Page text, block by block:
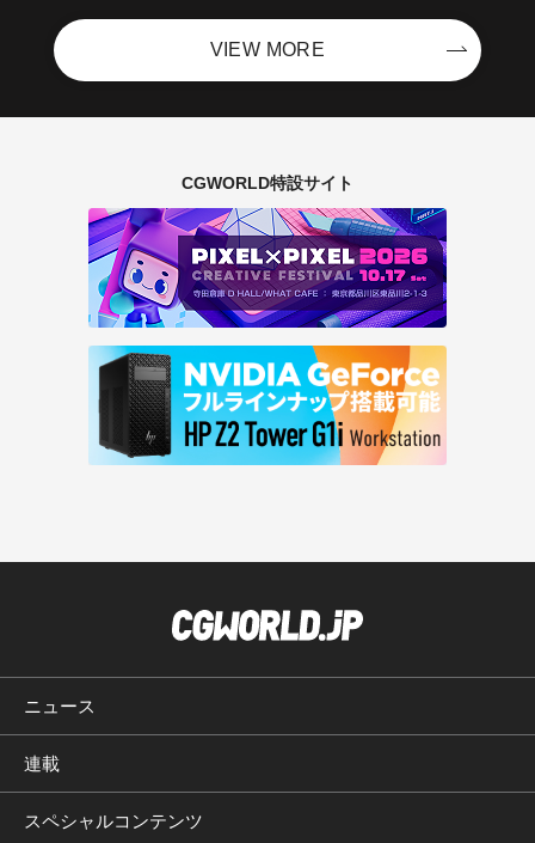
VIEW MORE
CGWORLD特設サイト
ニュース
連載
スペシャルコンテンツ